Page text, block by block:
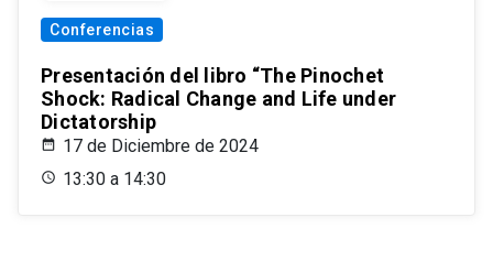
Conferencias
Presentación del libro “The Pinochet
Shock: Radical Change and Life under
Dictatorship
17 de Diciembre de 2024
13:30 a 14:30